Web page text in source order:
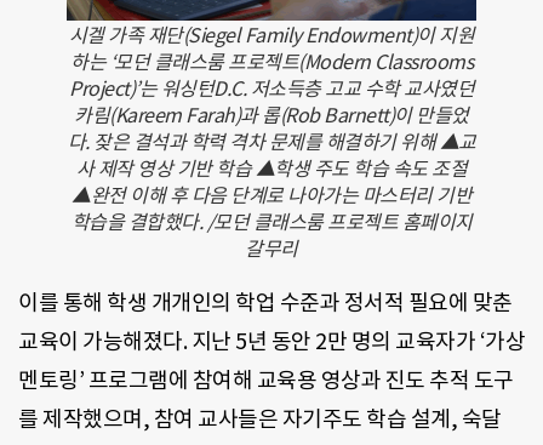
시겔 가족 재단(Siegel Family Endowment)이 지원
하는 ‘모던 클래스룸 프로젝트(Modern Classrooms
Project)’는 워싱턴D.C. 저소득층 고교 수학 교사였던
카림(Kareem Farah)과 롭(Rob Barnett)이 만들었
다. 잦은 결석과 학력 격차 문제를 해결하기 위해 ▲교
사 제작 영상 기반 학습 ▲학생 주도 학습 속도 조절
▲완전 이해 후 다음 단계로 나아가는 마스터리 기반
학습을 결합했다. /모던 클래스룸 프로젝트 홈페이지
갈무리
이를 통해 학생 개개인의 학업 수준과 정서적 필요에 맞춘
교육이 가능해졌다. 지난 5년 동안 2만 명의 교육자가 ‘가상
멘토링’ 프로그램에 참여해 교육용 영상과 진도 추적 도구
를 제작했으며, 참여 교사들은 자기주도 학습 설계, 숙달